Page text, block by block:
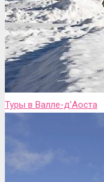
Туры в Валле-д’Аоста